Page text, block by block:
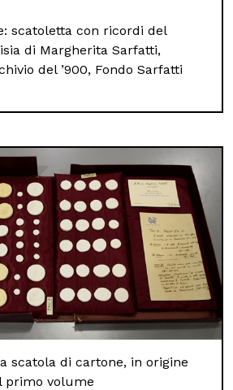
scatoletta con ricordi del
di Margherita Sarfatti,
del ’900, Fondo Sarfatti
scatola di cartone, in origine
primo volume